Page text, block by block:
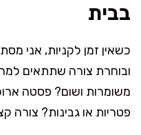
בבית
כשאין זמן לקניות, אני
ובוחרת צורה שתתאים למה
משומרות ושום? פסטה
פטריות או גבינות? צורה